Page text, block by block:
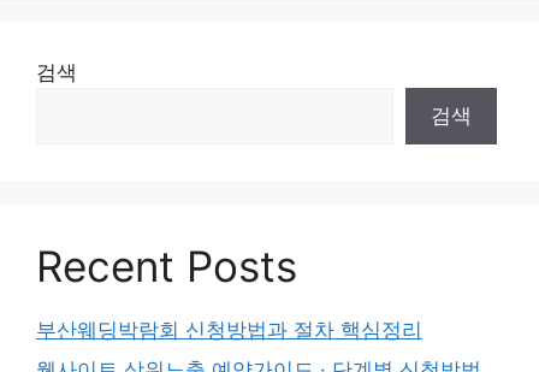
검색
검색
Recent Posts
부산웨딩박람회 신청방법과 절차 핵심정리